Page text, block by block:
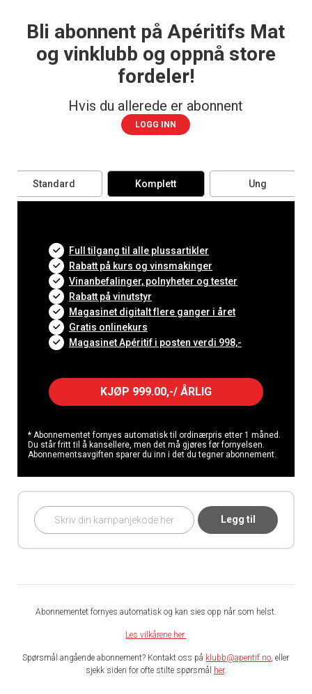
Bli abonnent på Apéritifs Mat
og vinklubb og oppnå store
fordeler!
Hvis du allerede er abonnent
LOGG INN
Standard Komplett Ung
Full tilgang til alle plussartikler
Rabatt på kurs og vinsmakinger
Vinanbefalinger, polnyheter og tester
Rabatt på vinutstyr
Magasinet digitalt flere ganger i året
Gratis onlinekurs
Magasinet Apéritif i posten verdi 998,-
KJØP 999.00,-/ ÅRLIG
* Abonnementet fornyes automatisk til ordinærpris etter 1 måned.
Du står fritt til å kansellere, men det må gjøres før fornyelsen.
Abonnementsavgiften sparer du inn i det du tegner abonnement.
Legg til
Abonnementet fornyes automatisk og kan sies opp når som helst.
Les vilkårene her.
Spørsmål angående abonnement? Kontakt oss på klubb@aperitif.no, eller
sjekk siden for ofte stilte spørsmål her.